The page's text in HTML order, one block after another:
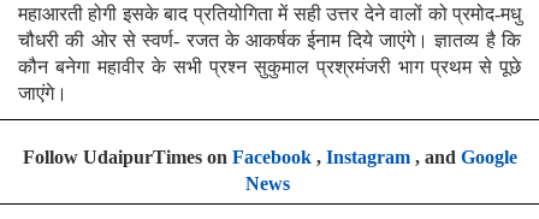
महाआरती होगी इसके बाद प्रतियोगिता में सही उत्तर देने वालों को प्रमोद-मधु
चौधरी की ओर से स्वर्ण- रजत के आकर्षक ईनाम दिये जाएंगे। ज्ञातव्य है कि
कौन बनेगा महावीर के सभी प्रश्न सुकुमाल प्रश्रमंजरी भाग प्रथम से पूछे
जाएंगे।
Follow UdaipurTimes on Facebook, Instagram, and Google
News